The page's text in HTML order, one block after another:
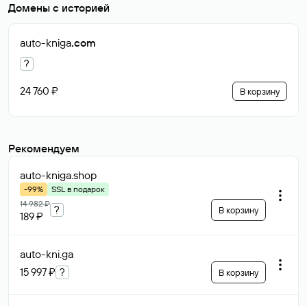
Домены с историей
auto-kniga.com
?
24 760 ₽ В корзину
Рекомендуем
auto-kniga.shop
-99%
SSL в подарок
14 982 ₽
189 ₽
? В корзину
auto-kni.ga
15 997 ₽ ? В корзину